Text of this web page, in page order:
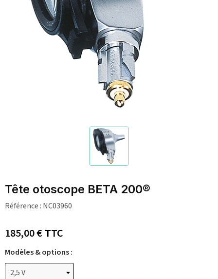
Tête otoscope BETA 200®
Référence : NC03960
185,00 €TTC
Modèles & options :